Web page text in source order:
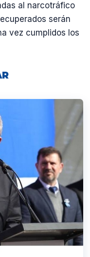
al narcotráfico
serán
vez cumplidos los